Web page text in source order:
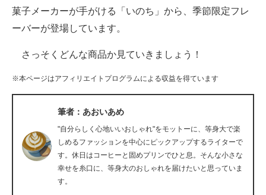
進化するPCとデバイスの未来
好きが集まる 比べて選べる
ビジネスと働き方のヒント
AI活用のいまが分かる
企業ITのトレンドを詳説
経営リーダーのコミュニティ
マーケ×ITの今がよく分かる
ITエンジニア向け専門サイト
菓子メーカーが手がける「いのち」から、季節限定フレ
ーバーが登場しています。
さっそくどんな商品か見ていきましょう！
※本ページはアフィリエイトプログラムによる収益を得ています
筆者：あおいあめ
"自分らしく心地いいおしゃれ"をモットーに、等身大で楽
しめるファッションを中心にピックアップするライターで
す。休日はコーヒーと固めプリンでひと息。そんな小さな
幸せを糸口に、等身大のおしゃれを届けたいと思っていま
す。